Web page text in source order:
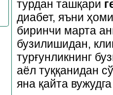
турдан ташқари
диабет, яъни
биринчи марта
бузилишидан,
турғунликнинг
аёл туққанидан
яна қайта